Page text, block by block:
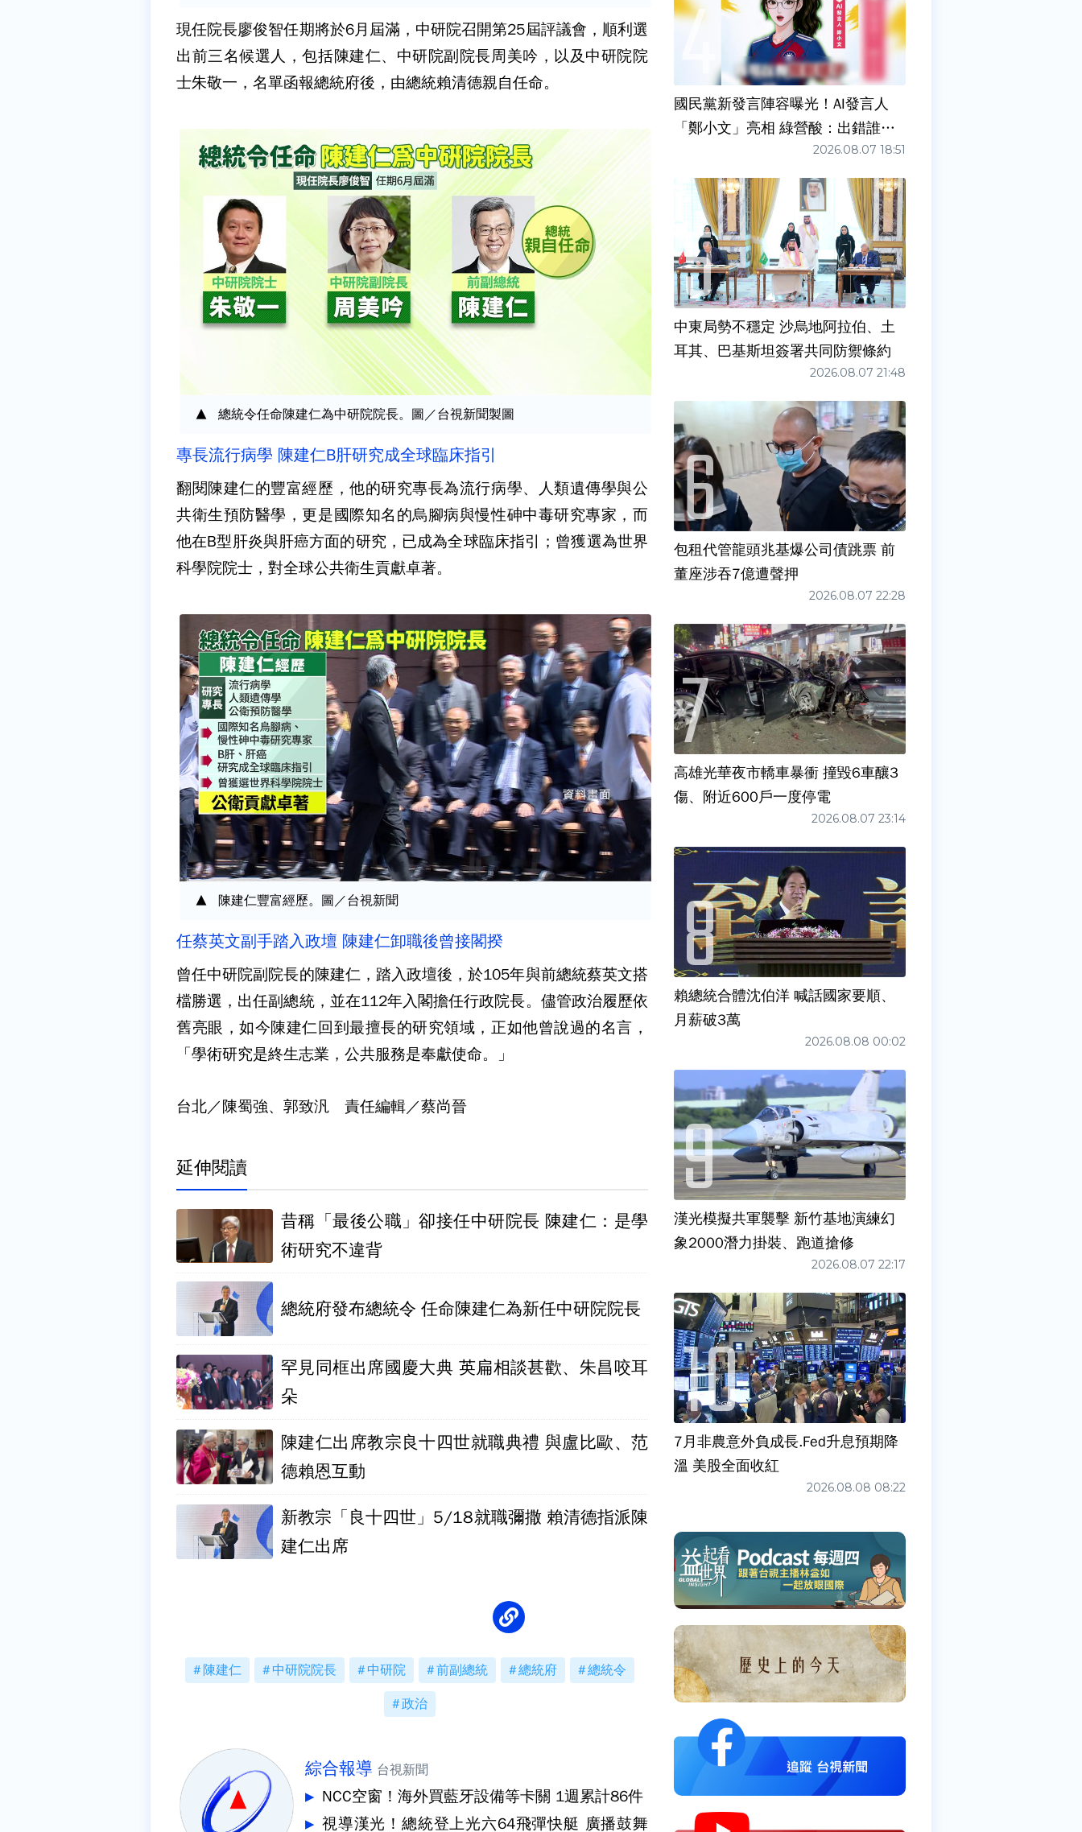
現任院長廖俊智任期將於6月屆滿，中研院召開第25屆評議會，順利選
出前三名候選人，包括陳建仁、中研院副院長周美吟，以及中研院院
士朱敬一，名單函報總統府後，由總統賴清德親自任命。
總統令任命陳建仁為中研院院長。圖／台視新聞製圖
專長流行病學 陳建仁B肝研究成全球臨床指引
翻閱陳建仁的豐富經歷，他的研究專長為流行病學、人類遺傳學與公
共衛生預防醫學，更是國際知名的烏腳病與慢性砷中毒研究專家，而
他在B型肝炎與肝癌方面的研究，已成為全球臨床指引；曾獲選為世界
科學院院士，對全球公共衛生貢獻卓著。
陳建仁豐富經歷。圖／台視新聞
任蔡英文副手踏入政壇 陳建仁卸職後曾接閣揆
曾任中研院副院長的陳建仁，踏入政壇後，於105年與前總統蔡英文搭
檔勝選，出任副總統，並在112年入閣擔任行政院長。儘管政治履歷依
舊亮眼，如今陳建仁回到最擅長的研究領域，正如他曾說過的名言，
「學術研究是終生志業，公共服務是奉獻使命。」
台北／陳蜀強、郭致汎 責任編輯／蔡尚晉
延伸閱讀
昔稱「最後公職」卻接任中研院長 陳建仁：是學
術研究不違背
總統府發布總統令 任命陳建仁為新任中研院院長
罕見同框出席國慶大典 英扁相談甚歡、朱昌咬耳
朵
陳建仁出席教宗良十四世就職典禮 與盧比歐、范
德賴恩互動
新教宗「良十四世」5/18就職彌撒 賴清德指派陳
建仁出席
陳建仁 中研院院長 中研院 前副總統 總統府 總統令
政治
綜合報導 台視新聞
NCC空窗！海外買藍牙設備等卡關 1週累計86件
視導漢光！總統登上光六64飛彈快艇 廣播鼓舞
國民黨新發言陣容曝光！AI發言人
「鄭小文」亮相 綠營酸：出錯誰負
2026.08.07 18:51
中東局勢不穩定 沙烏地阿拉伯、土
耳其、巴基斯坦簽署共同防禦條約
2026.08.07 21:48
包租代管龍頭兆基爆公司債跳票 前
董座涉吞7億遭聲押
2026.08.07 22:28
高雄光華夜市轎車暴衝 撞毀6車釀3
傷、附近600戶一度停電
2026.08.07 23:14
賴總統合體沈伯洋 喊話國家要順、
月薪破3萬
2026.08.08 00:02
漢光模擬共軍襲擊 新竹基地演練幻
象2000潛力掛裝、跑道搶修
2026.08.07 22:17
7月非農意外負成長.Fed升息預期降
溫 美股全面收紅
2026.08.08 08:22